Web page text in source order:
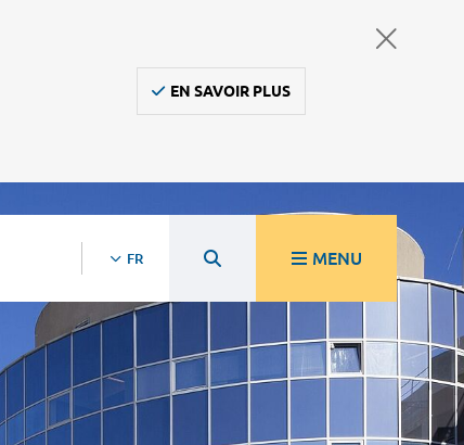
EN SAVOIR PLUS
FR MENU